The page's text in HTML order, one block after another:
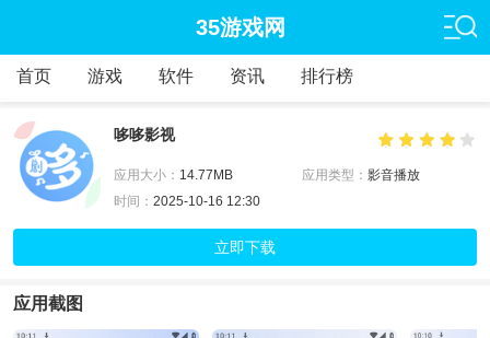
35游戏网
首页 游戏 软件 资讯 排行榜
哆哆影视
应用大小： 14.77MB 应用类型： 影音播放
时间： 2025-10-16 12:30
立即下载
应用截图